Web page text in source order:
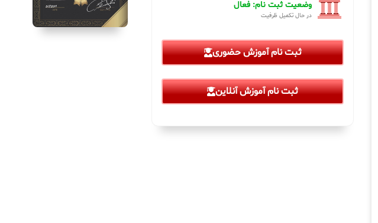
وضعیت ثبت نام: فعال
در حال تکمیل ظرفیت
ثبت نام آموزش حضوری
ثبت نام آموزش آنلاین